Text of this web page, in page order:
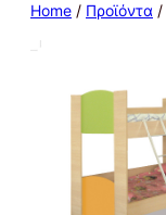
Home / Προϊόντα /